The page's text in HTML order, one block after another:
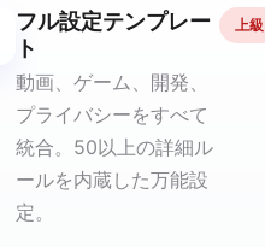
フル設定テンプレー
ト
動画、ゲーム、開発、
プライバシーをすべて
統合。50以上の詳細ル
ールを内蔵した万能設
定。
上級